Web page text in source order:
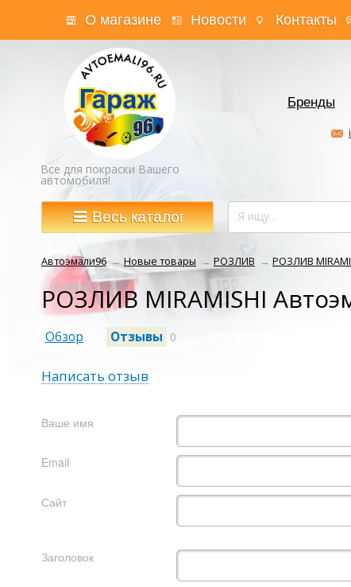
О магазине Новости Контакты
Все для покраски Вашего
автомобиля!
Бренды
Весь каталог
Автоэмали96 →Новые товары → РОЗЛИВ → РОЗЛИВ
РОЗЛИВ MIRAMISHI
Обзор Отзывы 0
Написать отзыв
Ваше имя
Email
Сайт
Заголовок